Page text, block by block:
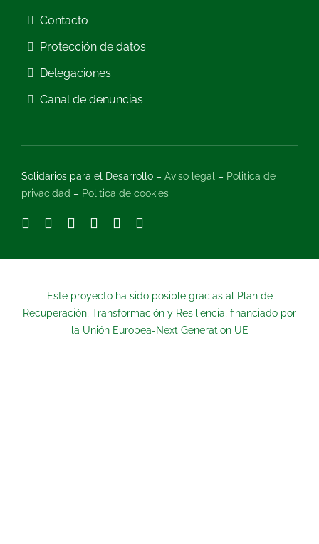
Contacto
Protección de datos
Delegaciones
Canal de denuncias
Solidarios para el Desarrollo – Aviso legal – Politica de
privacidad – Politica de cookies
Este proyecto ha sido posible gracias al Plan de
Recuperación, Transformación y Resiliencia, financiado por
la Unión Europea-Next Generation UE